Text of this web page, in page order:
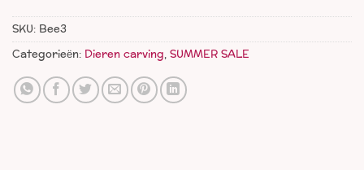
SKU: Bee3
Categorieën: Dieren carving,SUMMER SALE